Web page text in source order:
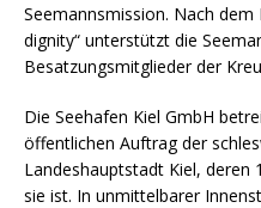
Seemannsmission. Nach
dignity“ unterstützt die
Besatzungsmitglieder der
Die Seehafen Kiel GmbH
öffentlichen Auftrag der
Landeshauptstadt Kiel, deren
sie ist. In unmittelbarer